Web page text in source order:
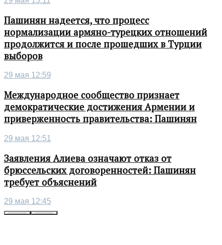
Пашинян надеется, что процесс
нормализации армяно-турецких отношений
продолжится и после прошедших в Турции
выборов
29 мая 12:59
Международное сообщество признает
демократические достижения Армении и
приверженность правительства: Пашинян
29 мая 12:51
Заявления Алиева означают отказ от
брюссельских договоренностей: Пашинян
требует объяснений
29 мая 12:45